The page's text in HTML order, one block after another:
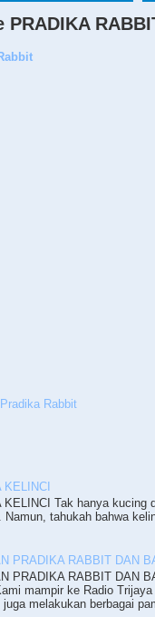
PRADIKA
Pradika Rabbit
KELINCI Tak hanya kucing
tahukah bahwa
PRADIKA RABBIT DAN
PRADIKA RABBIT DAN
mampir ke Radio
juga melakukan berbagai